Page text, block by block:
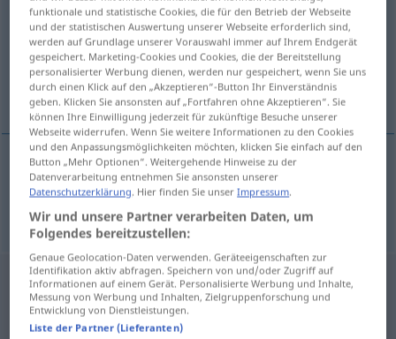
Übersicht aller Übersetzungen
(Für mehr Details die Übersetzung anklicken/antippen)
Chaos
Chaosn chaos
funktionale und statistische Cookies, die für den Betrieb der Webseite
und der statistischen Auswertung unserer Webseite erforderlich sind,
werden auf Grundlage unserer Vorauswahl immer auf Ihrem Endgerät
gespeichert. Marketing-Cookies und Cookies, die der Bereitstellung
personalisierter Werbung dienen, werden nur gespeichert, wenn Sie uns
durch einen Klick auf den „Akzeptieren“-Button Ihr Einverständnis
geben. Klicken Sie ansonsten auf „Fortfahren ohne Akzeptieren“. Sie
können Ihre Einwilligung jederzeit für zukünftige Besuche unserer
Webseite widerrufen. Wenn Sie weitere Informationen zu den Cookies
und den Anpassungsmöglichkeiten möchten, klicken Sie einfach auf den
Button „Mehr Optionen“. Weitergehende Hinweise zu der
Datenverarbeitung entnehmen Sie ansonsten unserer
Datenschutzerklärung . Hier finden Sie unserImpressum
Wir und unsere Partner verarbeiten Daten, um
Folgendes bereitzustellen:
Genaue Geolocation-Daten verwenden. Geräteeigenschaften zur
Identifikation aktiv abfragen. Speichern von und/oder Zugriff auf
Informationen auf einem Gerät. Personalisierte Werbung und Inhalte,
Messung von Werbung und Inhalten, Zielgruppenforschung und
Entwicklung von Dienstleistungen.
Liste der Partner (Lieferanten)